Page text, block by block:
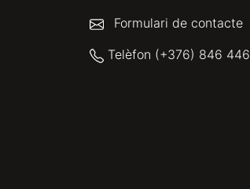
Formulari de contacte
Telèfon (+376) 846 446